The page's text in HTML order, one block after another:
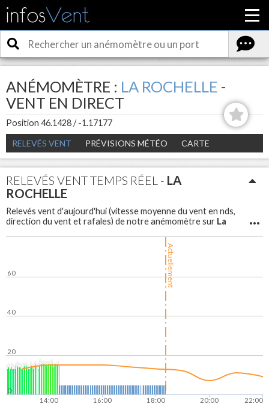
ANÉMOMÈTRE : LA ROCHELLE -
VENT EN DIRECT
Position 46.1428 / -1.17177
RELEVÉS VENT
PRÉVISIONS MÉTÉO CARTE
RELEVÉS VENT TEMPS RÉEL - LA
ROCHELLE
Relevés vent d'aujourd'hui (vitesse moyenne du vent en nds,
direction du vent et rafales) de notre anémomètre sur La
pour avoir la force du vent et les rafales.
Actuellement
14:00 16:00 18:00 20:00 22:00
0
20
40
60